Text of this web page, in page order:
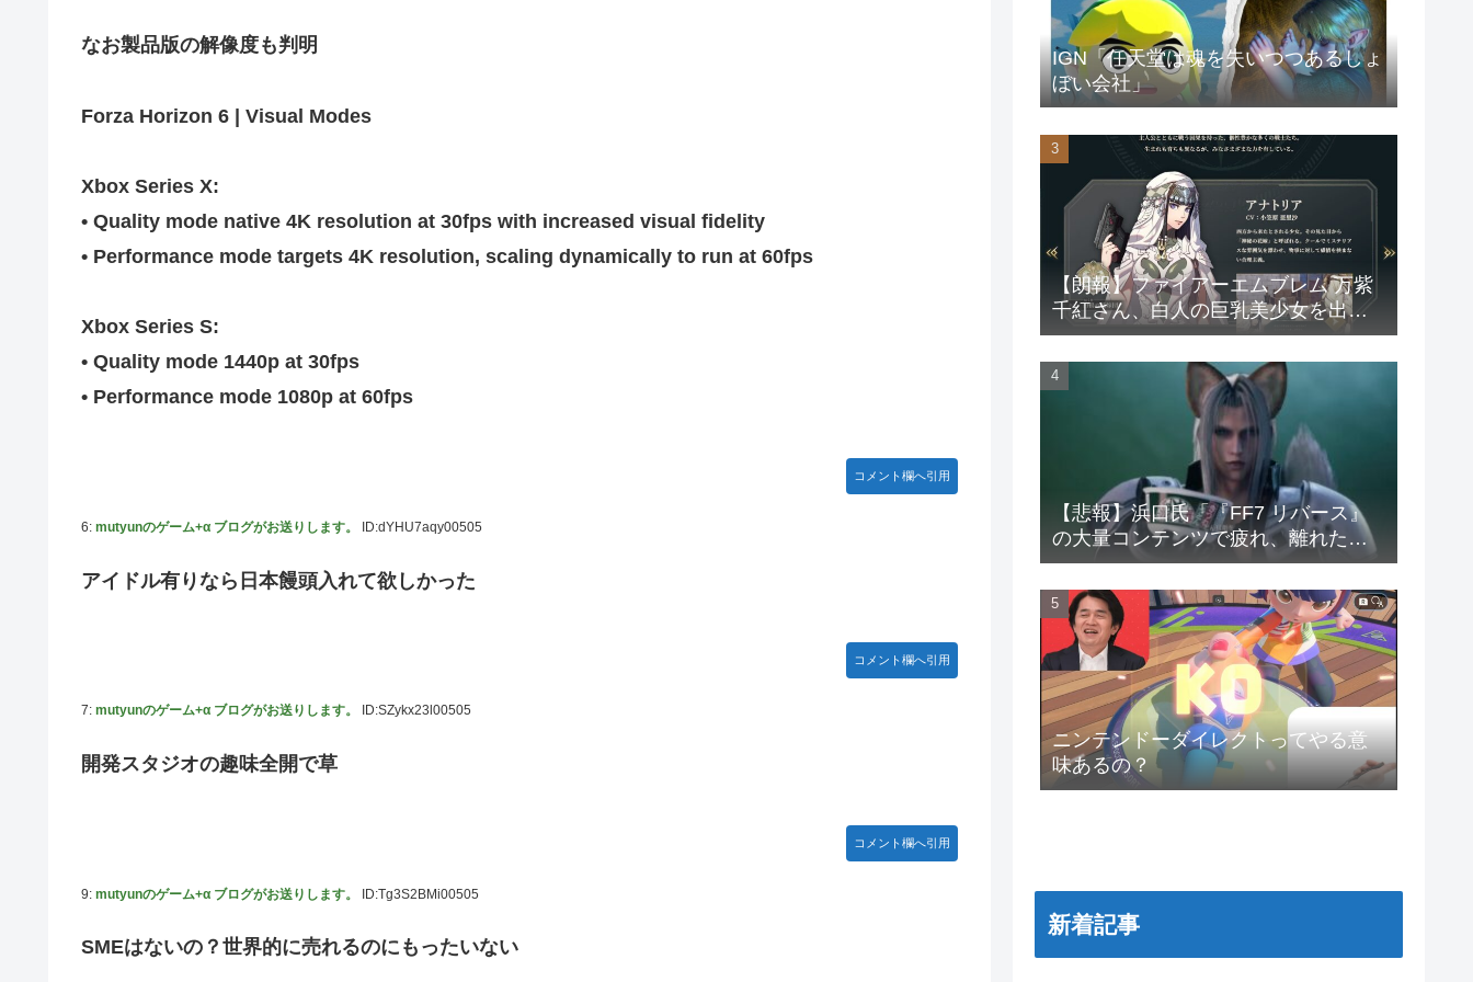
りとたまごサンドが食べられるなんて……」
10/29の｢MTV VMAJ 2026｣に出演決定！！！【乃木坂46】
【AIグラビア】おしっこをしている女の子のAIエロ画像まとめ【リアル調】 Part 3
なお製品版の解像度も判明
Forza Horizon 6 | Visual Modes
Xbox Series X:
• Quality mode native 4K resolution at 30fps with increased visual fidelity
• Performance mode targets 4K resolution, scaling dynamically to run at 60fps
Xbox Series S:
• Quality mode 1440p at 30fps
• Performance mode 1080p at 60fps
コメント欄へ引用
6: mutyunのゲーム+α ブログがお送りします。 ID:dYHU7aqy00505
アイドル有りなら日本饅頭入れて欲しかった
コメント欄へ引用
7: mutyunのゲーム+α ブログがお送りします。 ID:SZykx23l00505
開発スタジオの趣味全開で草
コメント欄へ引用
9: mutyunのゲーム+α ブログがお送りします。 ID:Tg3S2BMi00505
SMEはないの？世界的に売れるのにもったいない
IGN「任天堂は魂を失いつつあるしょ
ぼい会社」
【朗報】ファイアーエムブレム 万紫
千紅さん、白人の巨乳美少女を出し
てしまうwww
【悲報】浜口氏「『FF7 リバース』
の大量コンテンツで疲れ、離れたプ
レイヤーいた」
ニンテンドーダイレクトってやる意
味あるの？
新着記事